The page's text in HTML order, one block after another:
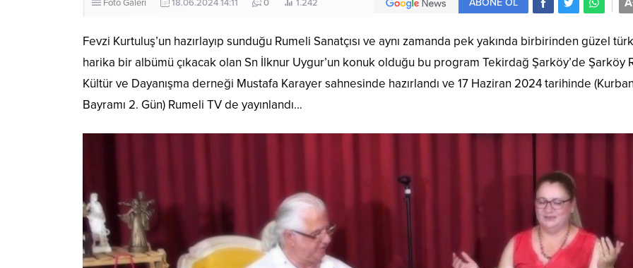
Foto Galeri 18.06.2024 14:11 0 1.242
Fevzi Kurtuluş’un hazırlayıp sunduğu Rumeli Sanatçısı ve aynı zamanda pek yakında birbirinden güzel
harika bir albümü çıkacak olan Sn İlknur Uygur’un konuk olduğu bu program Tekirdağ Şarköy’de Şarköy
Kültür ve Dayanışma derneği Mustafa Karayer sahnesinde hazırlandı ve 17 Haziran 2024 tarihinde (Kurban
Bayramı 2. Gün) Rumeli TV de yayınlandı…